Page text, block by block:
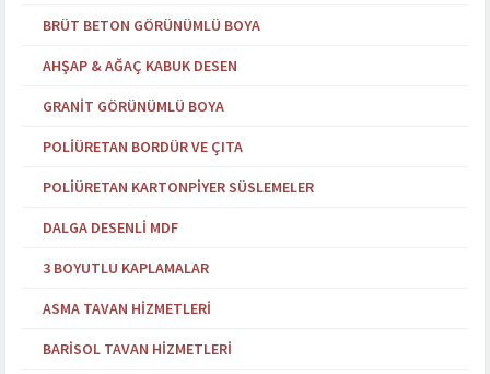
BRÜT BETON GÖRÜNÜMLÜ BOYA
AHŞAP & AĞAÇ KABUK DESEN
GRANIT GÖRÜNÜMLÜ BOYA
POLIÜRETAN BORDÜR VE ÇITA
POLIÜRETAN KARTONPIYER SÜSLEMELER
DALGA DESENLI MDF
3 BOYUTLU KAPLAMALAR
ASMA TAVAN HIZMETLERI
BARISOL TAVAN HIZMETLERI